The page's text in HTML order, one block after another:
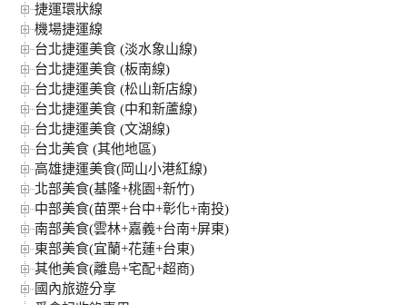
捷運環狀線
機場捷運線
台北捷運美食 (淡水象山線)
台北捷運美食 (板南線)
台北捷運美食 (松山新店線)
台北捷運美食 (中和新蘆線)
台北捷運美食 (文湖線)
台北美食 (其他地區)
高雄捷運美食(岡山小港紅線)
北部美食(基隆+桃園+新竹)
中部美食(苗栗+台中+彰化+南投)
南部美食(雲林+嘉義+台南+屏東)
東部美食(宜蘭+花蓮+台東)
其他美食(離島+宅配+超商)
國內旅遊分享